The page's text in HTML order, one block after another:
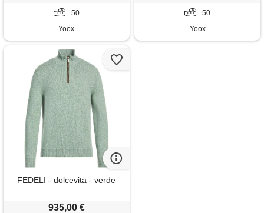
50
Yoox
50
Yoox
FEDELI - dolcevita - verde
935,00 €